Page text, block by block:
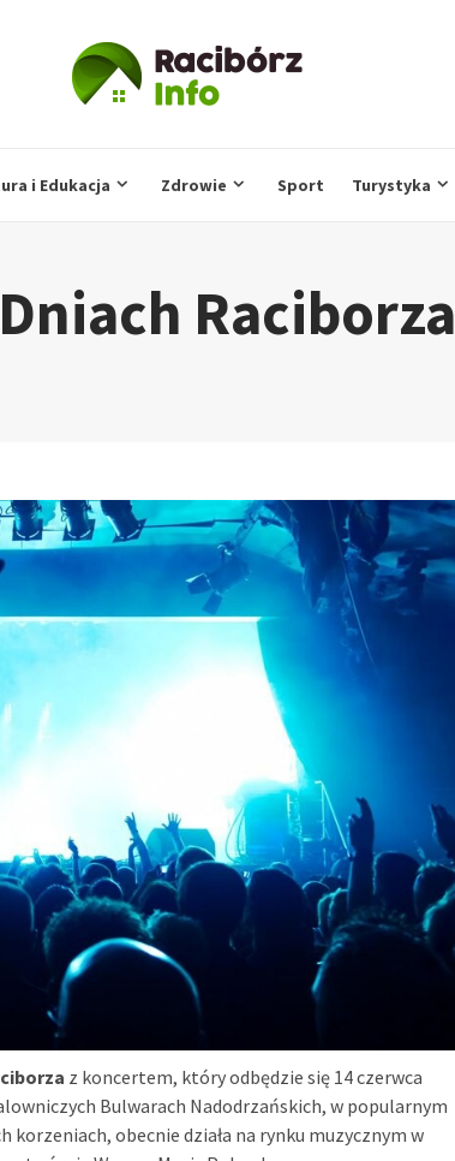
i Edukacja Zdrowie Sport Turystyka
Raciborza
z koncertem, który odbędzie się 14 czerwca
Bulwarach Nadodrzańskich, w popularnym
obecnie działa na rynku muzycznym w